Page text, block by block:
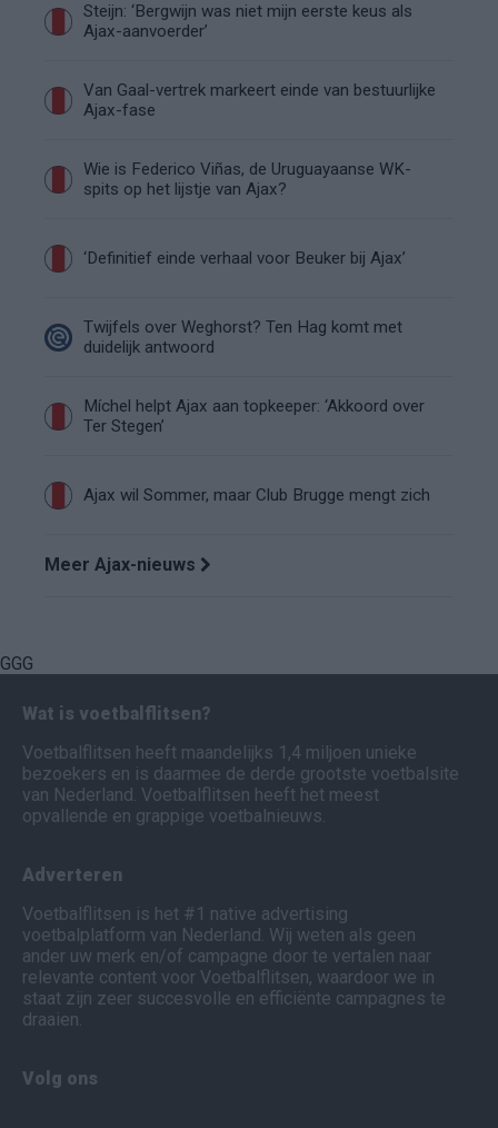
Steijn: ‘Bergwijn was niet mijn eerste keus als
Ajax-aanvoerder’
Van Gaal-vertrek markeert einde van bestuurlijke
Ajax-fase
Wie is Federico Viñas, de Uruguayaanse WK-
spits op het lijstje van Ajax?
‘Definitief einde verhaal voor Beuker bij Ajax’
Twijfels over Weghorst? Ten Hag komt met
duidelijk antwoord
Míchel helpt Ajax aan topkeeper: ‘Akkoord over
Ter Stegen’
Ajax wil Sommer, maar Club Brugge mengt zich
Meer Ajax-nieuws
GGG
Wat is voetbalflitsen?
Voetbalflitsen heeft maandelijks 1,4 miljoen unieke
bezoekers en is daarmee de derde grootste voetbalsite
van Nederland. Voetbalflitsen heeft het meest
opvallende en grappige voetbalnieuws.
Adverteren
Voetbalflitsen is het #1 native advertising
voetbalplatform van Nederland. Wij weten als geen
ander uw merk en/of campagne door te vertalen naar
relevante content voor Voetbalflitsen, waardoor we in
staat zijn zeer succesvolle en efficiënte campagnes te
draaien.
Volg ons